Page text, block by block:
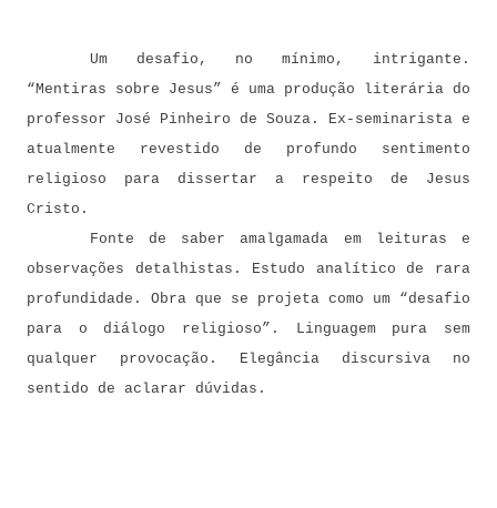
Um desafio, no mínimo, intrigante.
“Mentiras sobre Jesus” é uma produção literária do
professor José Pinheiro de Souza. Ex-seminarista e
atualmente revestido de profundo sentimento
religioso para dissertar a respeito de Jesus
Cristo.
Fonte de saber amalgamada em leituras e
observações detalhistas. Estudo analítico de rara
profundidade. Obra que se projeta como um “desafio
para o diálogo religioso”. Linguagem pura sem
qualquer provocação. Elegância discursiva no
sentido de aclarar dúvidas.